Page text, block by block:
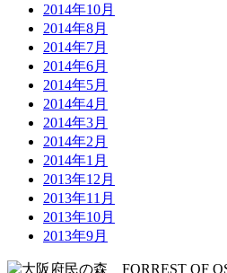
2014年10月
2014年8月
2014年7月
2014年6月
2014年5月
2014年4月
2014年3月
2014年2月
2014年1月
2013年12月
2013年11月
2013年10月
2013年9月